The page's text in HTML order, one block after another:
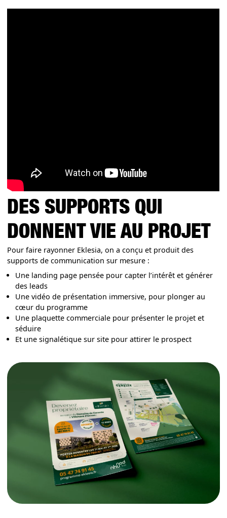
DES SUPPORTS QUI
DONNENT VIE AU PROJET
Pour faire rayonner Eklesia, on a conçu et produit des
supports de communication sur mesure :
Une landing page pensée pour capter l’intérêt et générer
des leads
Une vidéo de présentation immersive, pour plonger au
cœur du programme
Une plaquette commerciale pour présenter le projet et
séduire
Et une signalétique sur site pour attirer le prospect